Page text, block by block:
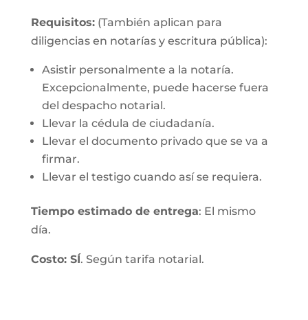
Requisitos:(También aplican para
diligencias en notarías y escritura pública):
Asistir personalmente a la notaría.
Excepcionalmente, puede hacerse fuera
del despacho notarial.
Llevar la cédula de ciudadanía.
Llevar el documento privado que se va a
firmar.
Llevar el testigo cuando así se requiera.
Tiempo estimado de entrega: El mismo
día.
Costo: SÍ. Según tarifa notarial.